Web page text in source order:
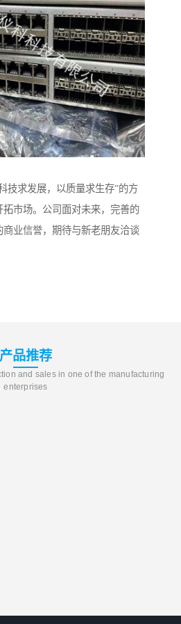
技求发展，以质量求生存”的方
市场。公司面对未来，完善的
业信誉，期待与新老朋友洽谈
产品推荐
and sales in one of the manufacturing
enterprises